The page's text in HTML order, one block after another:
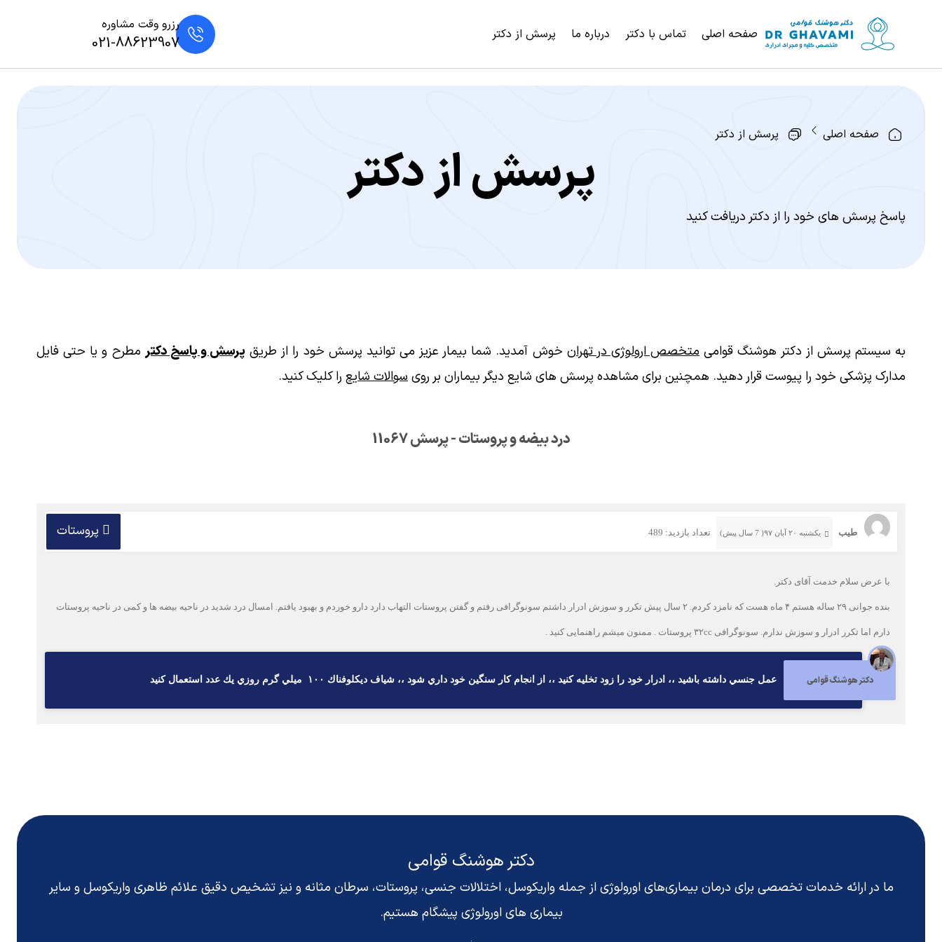
صفحه اصلی تماس با دکتر درباره ما پرسش از دکتر
رزرو وقت مشاوره
021-88623907
صفحه اصلی پرسش از دکتر
پرسش از دکتر
پاسخ پرسش های خود را از دکتر دریافت کنید
به سیستم پرسش از دکتر هوشنگ قوامیمتخصص ارولوژی در تهران خوش آمدید. شما بیمار عزیز می توانید پرسش خود را از طریق پرسش و پاسخ دکتر مطرح و یا حتی فایل
مدارک پزشکی خود را پیوست قرار دهید. همچنین برای مشاهده پرسش های شایع دیگر بیماران بر رویسوالات شایع را کلیک کنید.
درد بیضه و پروستات - پرسش 11067
طیب یکشنبه ۲۰ آبان ۹۷( 7 سال پیش) تعداد بازدید: 489 پروستات
با عرض سلام خدمت آقای دکتر.
بنده جوانی ۲۹ ساله هستم ۴ ماه هست که نامزد کردم. ۲ سال پیش تکرر و سوزش ادرار داشتم سونوگرافی رفتم و گفتن پروستات التهاب دارد دارو خوردم و بهبود یافتم. امسال درد شدید در ناحیه بیضه ها و کمی در ناحیه پروستات
دارم اما تکرر ادرار و سوزش ندارم. سونوگرافی ۳۲cc پروستات . ممنون میشم راهنمایی کنید .
دکتر هوشنگ قوامی عمل جنسي داشته باشيد ،، ادرار خود را زود تخليه كنيد ،، از انجام كار سنگين خود داري شود ،، شياف ديكلوفناك ١٠٠ ميلي گرم روزي يك عدد استعمال كنيد
دکتر هوشنگ قوامی
ما در ارائه خدمات تخصصی برای درمان بیماری‌های اورولوژی از جمله واریکوسل، اختلالات جنسی، پروستات، سرطان مثانه و نیز تشخیص دقیق علائم ظاهری واریکوسلو سایر
بیماری های اورولوژی پیشگام هستیم.